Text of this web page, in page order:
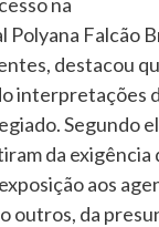
Polyana Falcão
destacou
interpretações
Segundo
da exigência
aos
outros, da